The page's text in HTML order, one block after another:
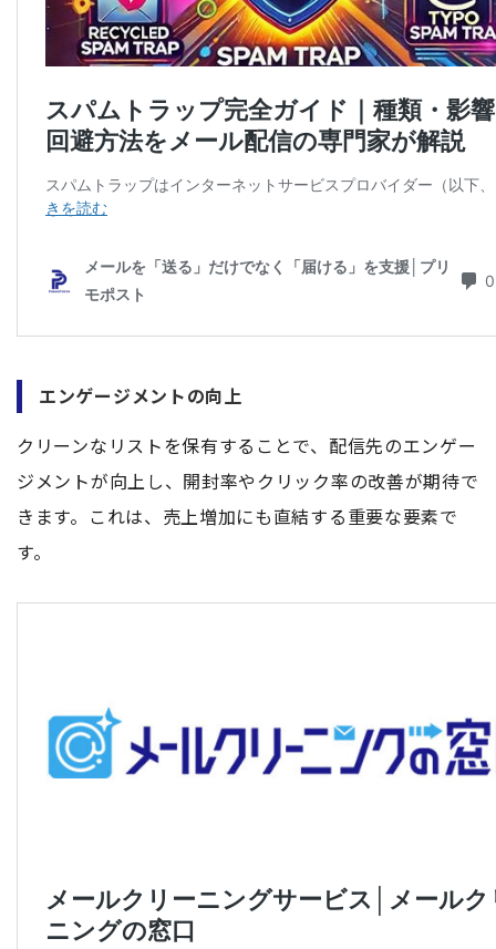
エンゲージメントの向上
クリーンなリストを保有することで、配信先のエンゲー
ジメントが向上し、開封率やクリック率の改善が期待で
きます。これは、売上増加にも直結する重要な要素で
す。